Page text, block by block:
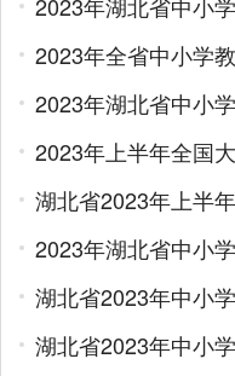
2023年湖北省中小
湖北省2023年中小
湖北省2023年中小